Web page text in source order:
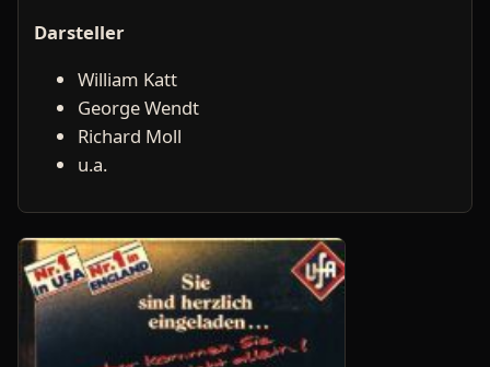
Darsteller
William Katt
George Wendt
Richard Moll
u.a.